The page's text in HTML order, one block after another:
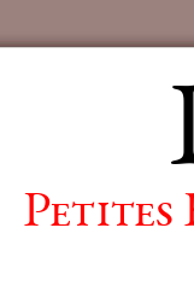
Petites